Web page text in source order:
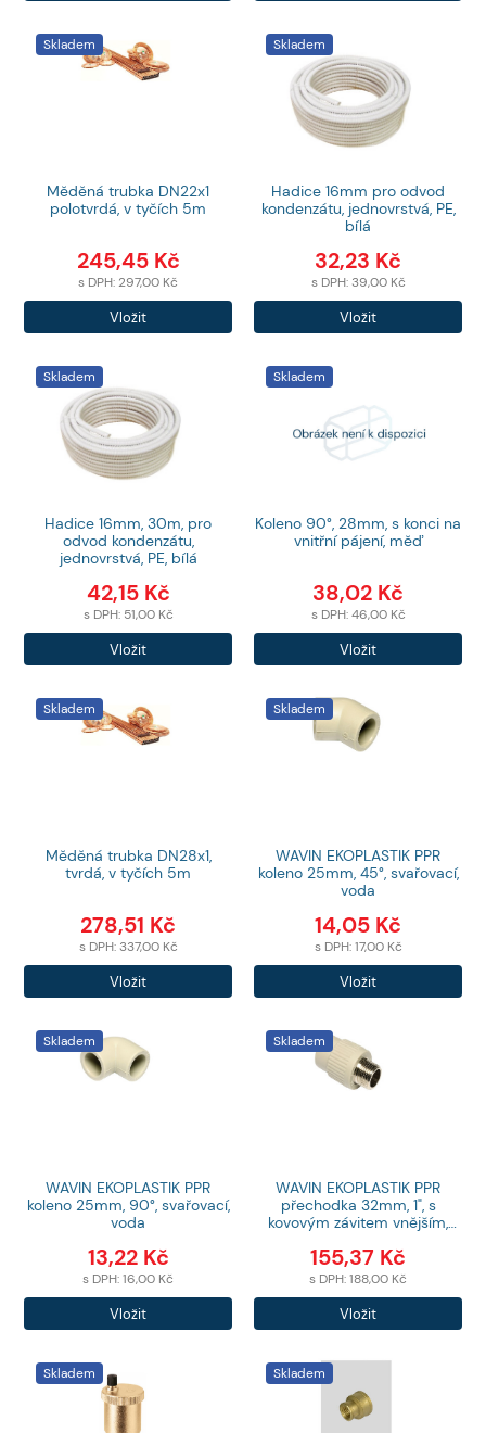
Skladem
Měděná trubka DN22x1
polotvrdá, v tyčích 5m
245,45 Kč
s DPH:297,00 Kč
Počet
produktů
Vložit
Skladem
Hadice 16mm pro odvod
kondenzátu, jednovrstvá, PE,
bílá
32,23 Kč
s DPH: 39,00 Kč
Počet
produktů
Vložit
Skladem
Hadice 16mm, 30m, pro
odvod kondenzátu,
jednovrstvá, PE, bílá
42,15 Kč
s DPH: 51,00 Kč
Počet
produktů
Vložit
Skladem
Koleno 90°, 28mm, s konci na
vnitřní pájení, měď
38,02 Kč
s DPH: 46,00 Kč
Počet
produktů
Vložit
Skladem
Měděná trubka DN28x1,
tvrdá, v tyčích 5m
278,51 Kč
s DPH: 337,00 Kč
Počet
produktů
Vložit
Skladem
WAVIN EKOPLASTIK PPR
koleno 25mm, 45°, svařovací,
voda
14,05 Kč
s DPH: 17,00 Kč
Počet
produktů
Vložit
Skladem
WAVIN EKOPLASTIK PPR
koleno 25mm, 90°, svařovací,
voda
13,22 Kč
s DPH:16,00 Kč
Počet
produktů
Vložit
Skladem
WAVIN EKOPLASTIK PPR
přechodka 32mm, 1", s
kovovým závitem vnějším,
155,37 Kč
s DPH:188,00 Kč
Počet
produktů
Vložit
Skladem Skladem